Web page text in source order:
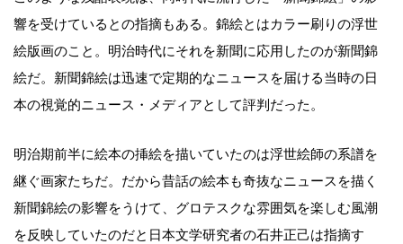
響を受けているとの指摘もある。錦絵とはカラー刷りの浮世
絵版画のこと。明治時代にそれを新聞に応用したのが新聞錦
絵だ。新聞錦絵は迅速で定期的なニュースを届ける当時の日
本の視覚的ニュース・メディアとして評判だった。
明治期前半に絵本の挿絵を描いていたのは浮世絵師の系譜を
継ぐ画家たちだ。だから昔話の絵本も奇抜なニュースを描く
新聞錦絵の影響をうけて、グロテスクな雰囲気を楽しむ風潮
を反映していたのだと日本文学研究者の石井正己は指摘す